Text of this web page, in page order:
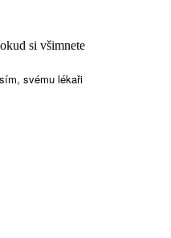
si všimnete
svému lékaři